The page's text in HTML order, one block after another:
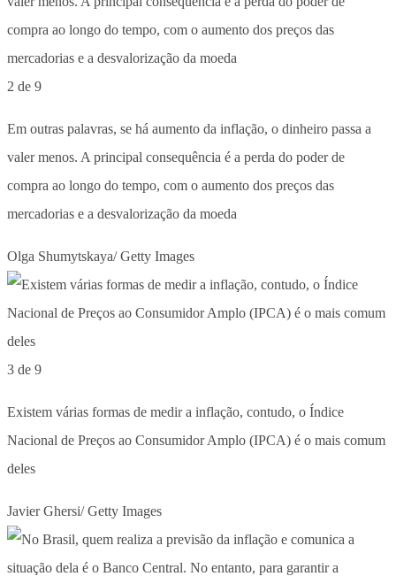
2 de 9
Em outras palavras, se há aumento da inflação, o dinheiro passa a
valer menos. A principal consequência é a perda do poder de
compra ao longo do tempo, com o aumento dos preços das
mercadorias e a desvalorização da moeda
Olga Shumytskaya/ Getty Images
3 de 9
Existem várias formas de medir a inflação, contudo, o Índice
Nacional de Preços ao Consumidor Amplo (IPCA) é o mais comum
deles
Javier Ghersi/ Getty Images